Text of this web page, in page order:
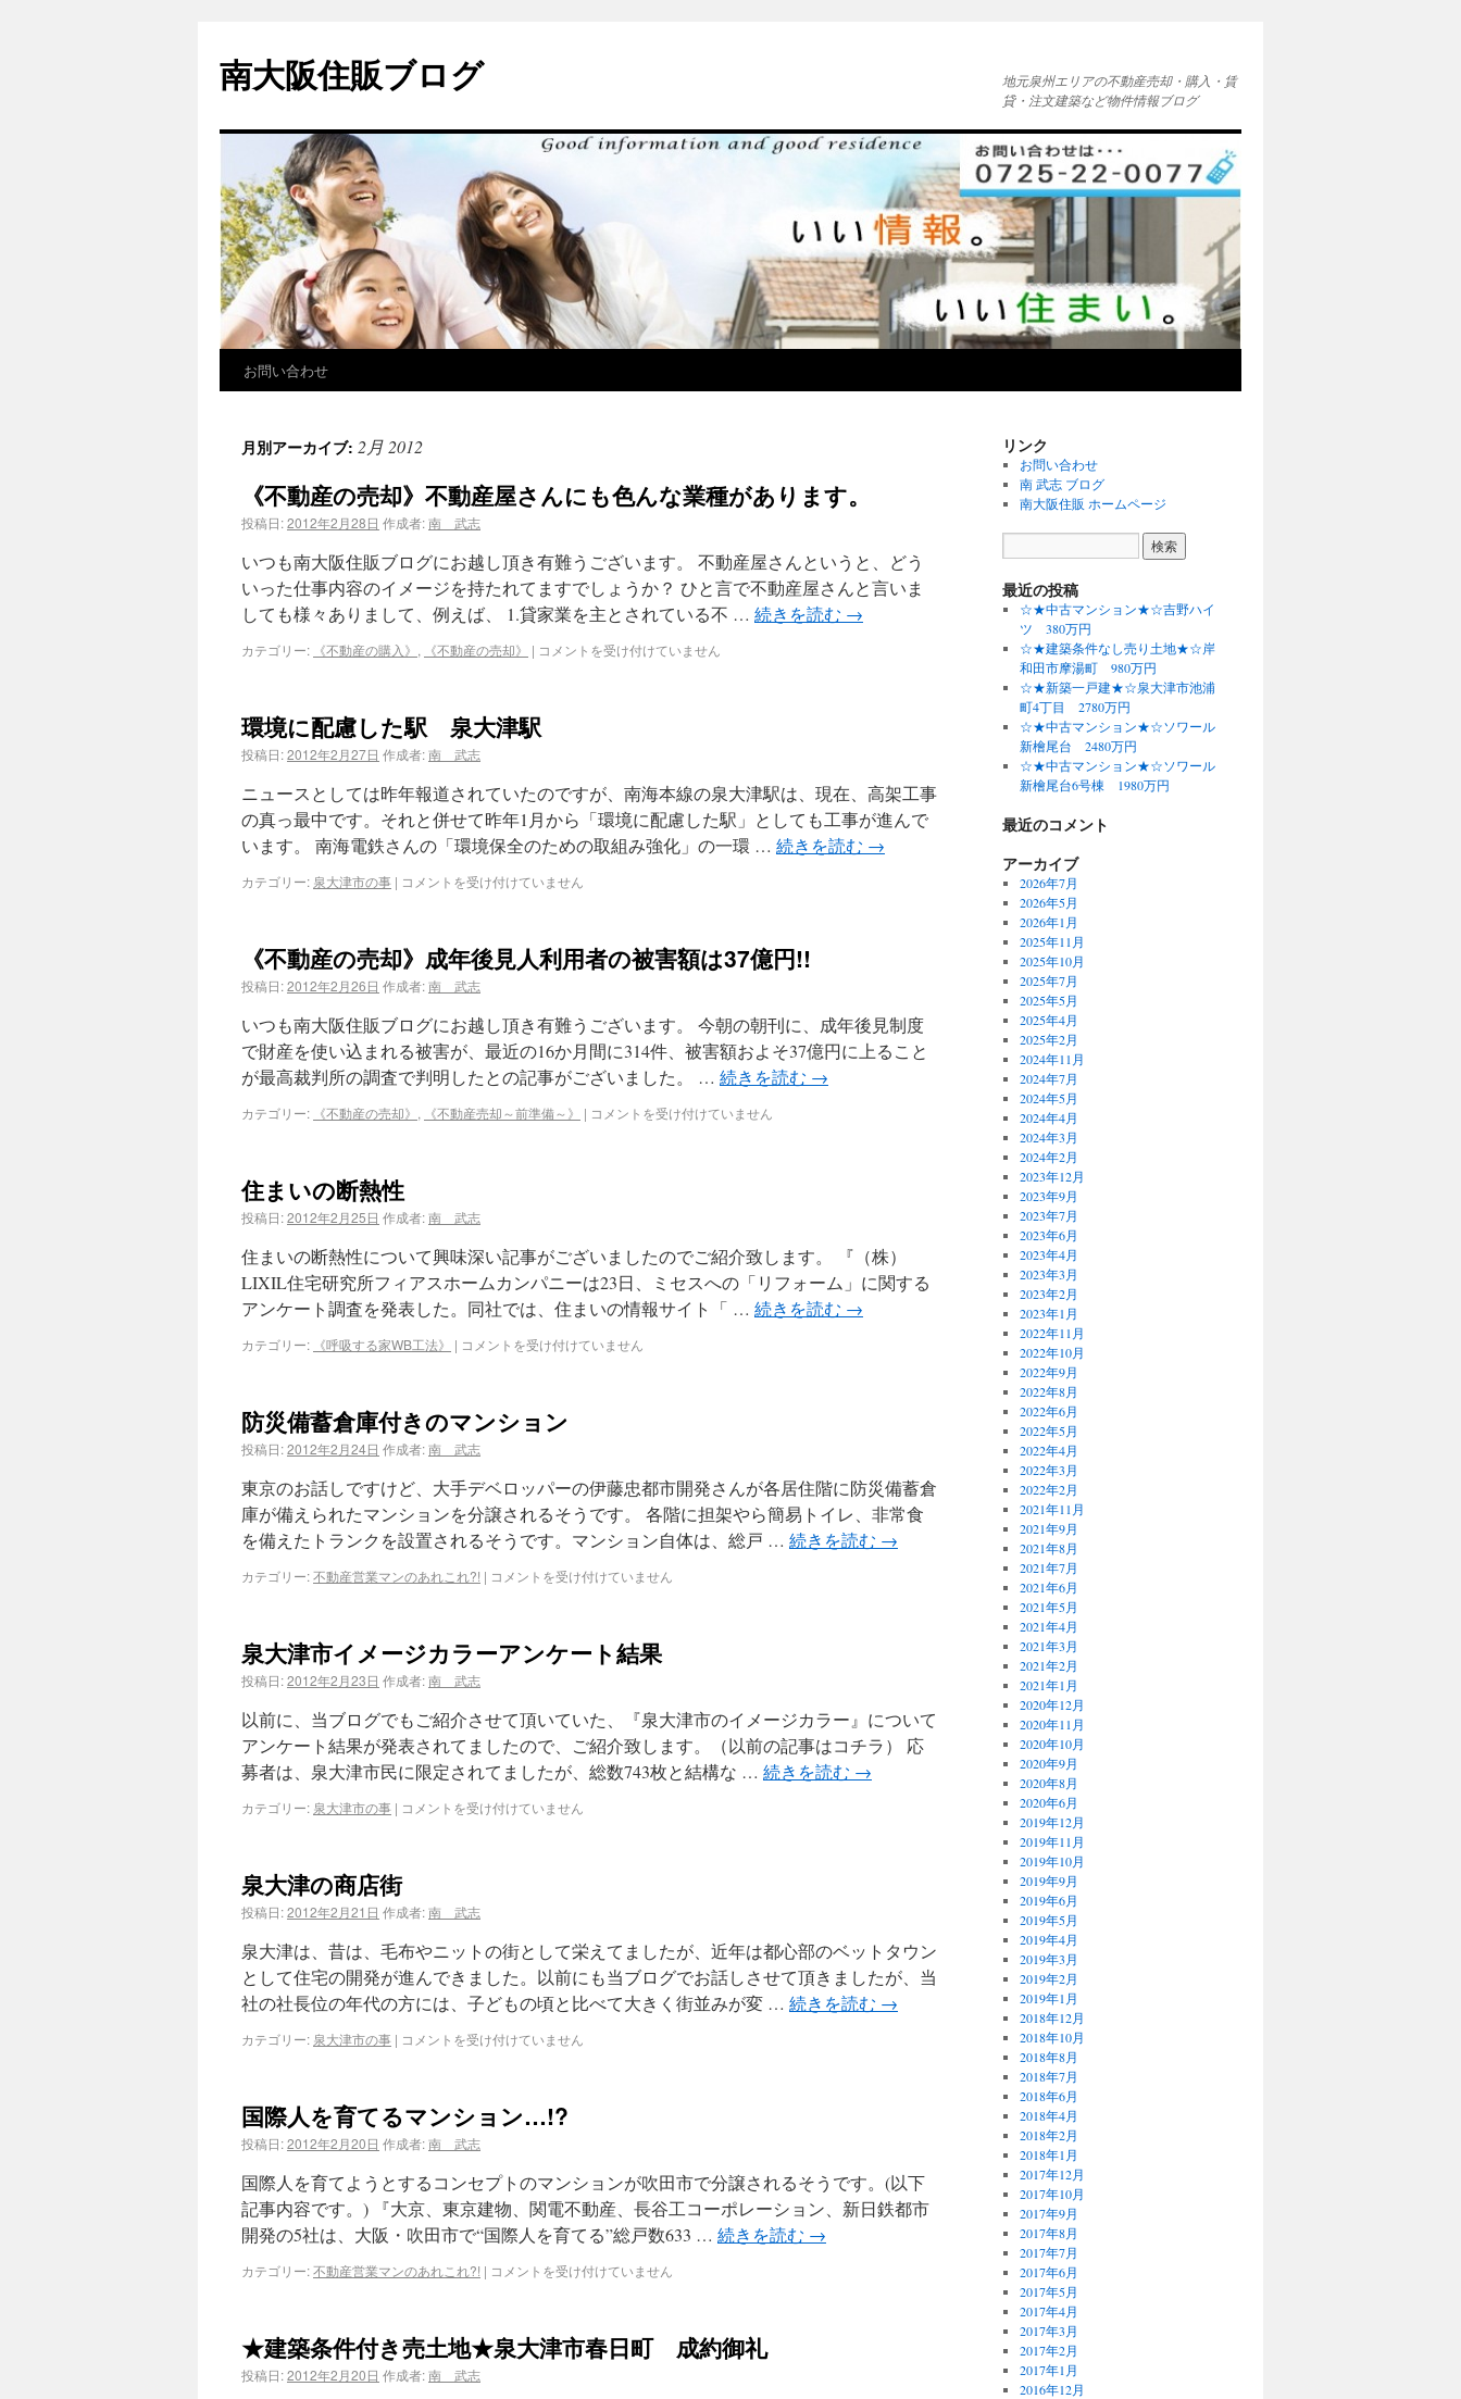
南大阪住販ブログ
地元泉州エリアの不動産売却・購入・賃
貸・注文建築など物件情報ブログ
お問い合わせ
月別アーカイブ: 2月 2012
《不動産の売却》不動産屋さんにも色んな業種があります。
投稿日:2012年2月28日 作成者:南 武志
いつも南大阪住販ブログにお越し頂き有難うございます。 不動産屋さんというと、どう
いった仕事内容のイメージを持たれてますでしょうか？ ひと言で不動産屋さんと言いま
しても様々ありまして、例えば、 1.貸家業を主とされている不 … 続きを読む →
カテゴリー: 《不動産の購入》 , 《不動産の売却》 | コメントを受け付けていません
環境に配慮した駅 泉大津駅
投稿日:2012年2月27日 作成者:南 武志
ニュースとしては昨年報道されていたのですが、南海本線の泉大津駅は、現在、高架工事
の真っ最中です。それと併せて昨年1月から「環境に配慮した駅」としても工事が進んで
います。 南海電鉄さんの「環境保全のための取組み強化」の一環 … 続きを読む →
カテゴリー: 泉大津市の事 | コメントを受け付けていません
《不動産の売却》成年後見人利用者の被害額は37億円!!
投稿日:2012年2月26日 作成者:南 武志
いつも南大阪住販ブログにお越し頂き有難うございます。 今朝の朝刊に、成年後見制度
で財産を使い込まれる被害が、最近の16か月間に314件、被害額およそ37億円に上ること
が最高裁判所の調査で判明したとの記事がございました。 … 続きを読む →
カテゴリー: 《不動産の売却》 , 《不動産売却～前準備～》 | コメントを受け付けていません
住まいの断熱性
投稿日:2012年2月25日 作成者:南 武志
住まいの断熱性について興味深い記事がございましたのでご紹介致します。 『（株）
LIXIL住宅研究所フィアスホームカンパニーは23日、ミセスへの「リフォーム」に関する
アンケート調査を発表した。同社では、住まいの情報サイト「 … 続きを読む →
カテゴリー: 《呼吸する家WB工法》 | コメントを受け付けていません
防災備蓄倉庫付きのマンション
投稿日:2012年2月24日 作成者:南 武志
東京のお話しですけど、大手デベロッパーの伊藤忠都市開発さんが各居住階に防災備蓄倉
庫が備えられたマンションを分譲されるそうです。 各階に担架やら簡易トイレ、非常食
を備えたトランクを設置されるそうです。マンション自体は、総戸 … 続きを読む →
カテゴリー:不動産営業マンのあれこれ?! | コメントを受け付けていません
泉大津市イメージカラーアンケート結果
投稿日:2012年2月23日 作成者:南 武志
以前に、当ブログでもご紹介させて頂いていた、『泉大津市のイメージカラー』について
アンケート結果が発表されてましたので、ご紹介致します。（以前の記事はコチラ） 応
募者は、泉大津市民に限定されてましたが、総数743枚と結構な … 続きを読む →
カテゴリー: 泉大津市の事 | コメントを受け付けていません
泉大津の商店街
投稿日:2012年2月21日 作成者:南 武志
泉大津は、昔は、毛布やニットの街として栄えてましたが、近年は都心部のベットタウン
として住宅の開発が進んできました。以前にも当ブログでお話しさせて頂きましたが、当
社の社長位の年代の方には、子どもの頃と比べて大きく街並みが変 … 続きを読む →
カテゴリー: 泉大津市の事 | コメントを受け付けていません
国際人を育てるマンション…!?
投稿日:2012年2月20日 作成者:南 武志
国際人を育てようとするコンセプトのマンションが吹田市で分譲されるそうです。(以下
記事内容です。) 『大京、東京建物、関電不動産、長谷工コーポレーション、新日鉄都市
開発の5社は、大阪・吹田市で“国際人を育てる”総戸数633 … 続きを読む →
カテゴリー:不動産営業マンのあれこれ?! | コメントを受け付けていません
★建築条件付き売土地★泉大津市春日町 成約御礼
投稿日:2012年2月20日 作成者:南 武志
リンク
お問い合わせ
南 武志 ブログ
南大阪住販 ホームページ
最近の投稿
☆★中古マンション★☆吉野ハイ
ツ 380万円
☆★建築条件なし売り土地★☆岸
和田市摩湯町 980万円
☆★新築一戸建★☆泉大津市池浦
町4丁目 2780万円
☆★中古マンション★☆ソワール
新檜尾台 2480万円
☆★中古マンション★☆ソワール
新檜尾台6号棟 1980万円
最近のコメント
アーカイブ
2026年7月
2026年5月
2026年1月
2025年11月
2025年10月
2025年7月
2025年5月
2025年4月
2025年2月
2024年11月
2024年7月
2024年5月
2024年4月
2024年3月
2024年2月
2023年12月
2023年9月
2023年7月
2023年6月
2023年4月
2023年3月
2023年2月
2023年1月
2022年11月
2022年10月
2022年9月
2022年8月
2022年6月
2022年5月
2022年4月
2022年3月
2022年2月
2021年11月
2021年9月
2021年8月
2021年7月
2021年6月
2021年5月
2021年4月
2021年3月
2021年2月
2021年1月
2020年12月
2020年11月
2020年10月
2020年9月
2020年8月
2020年6月
2019年12月
2019年11月
2019年10月
2019年9月
2019年6月
2019年5月
2019年4月
2019年3月
2019年2月
2019年1月
2018年12月
2018年10月
2018年8月
2018年7月
2018年6月
2018年4月
2018年2月
2018年1月
2017年12月
2017年10月
2017年9月
2017年8月
2017年7月
2017年6月
2017年5月
2017年4月
2017年3月
2017年2月
2017年1月
2016年12月